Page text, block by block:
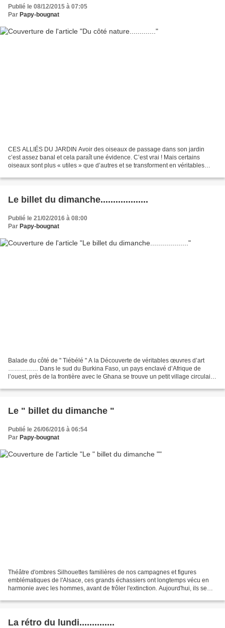
Publié le 08/12/2015 à 07:05
Par Papy-bougnat
CES ALLIÉS DU JARDIN Avoir des oiseaux de passage dans son jardin
c’est assez banal et cela paraît une évidence. C’est vrai ! Mais certains
oiseaux sont plus « utiles » que d’autres et se transforment en véritables
Le billet du dimanche...................
Publié le 21/02/2016 à 08:00
Par Papy-bougnat
Balade du côté de " Tiébélé " A la Découverte de véritables œuvres d’art
…………… Dans le sud du Burkina Faso, un pays enclavé d’Afrique de
l’ouest, près de la frontière avec le Ghana se trouve un petit village circulaire
Le " billet du dimanche "
Publié le 26/06/2016 à 06:54
Par Papy-bougnat
Théâtre d'ombres Silhouettes familières de nos campagnes et figures
emblématiques de l'Alsace, ces grands échassiers ont longtemps vécu en
harmonie avec les hommes, avant de frôler l'extinction. Aujourd'hui, ils se
La rétro du lundi..............